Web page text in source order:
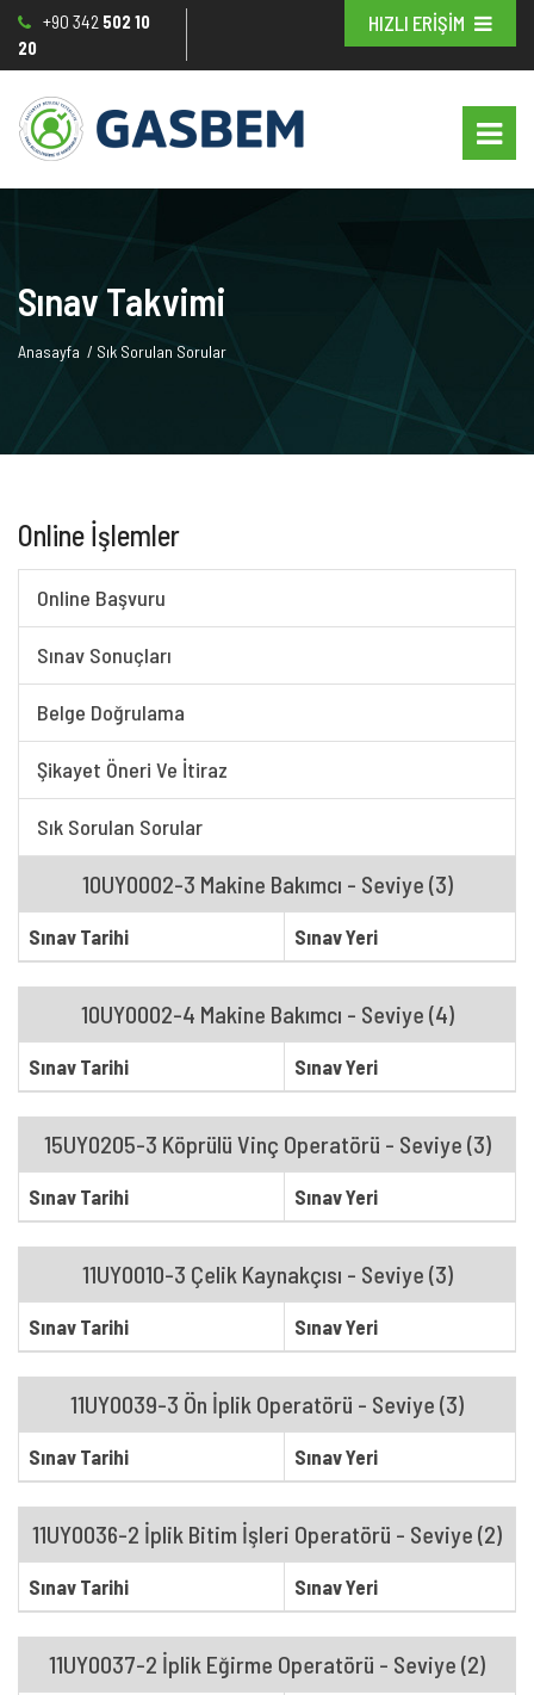
+90 342 502 10
20
HIZLI ERİŞİM
Sınav Takvimi
Anasayfa / Sık Sorulan Sorular
Online İşlemler
Online Başvuru
Sınav Sonuçları
Belge Doğrulama
Şikayet Öneri Ve İtiraz
Sık Sorulan Sorular
10UY0002-3 Makine Bakımcı - Seviye (3)
Sınav Tarihi Sınav Yeri
10UY0002-4 Makine Bakımcı - Seviye (4)
Sınav Tarihi Sınav Yeri
15UY0205-3 Köprülü Vinç Operatörü - Seviye (3)
Sınav Tarihi Sınav Yeri
11UY0010-3 Çelik Kaynakçısı - Seviye (3)
Sınav Tarihi Sınav Yeri
11UY0039-3 Ön İplik Operatörü - Seviye (3)
Sınav Tarihi Sınav Yeri
11UY0036-2 İplik Bitim İşleri Operatörü - Seviye (2)
Sınav Tarihi Sınav Yeri
11UY0037-2 İplik Eğirme Operatörü - Seviye (2)